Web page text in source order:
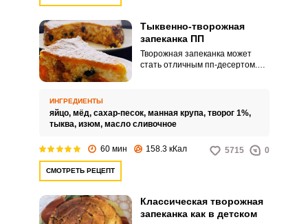
Тыквенно-творожная
запеканка ПП
Творожная запеканка может
стать отличным пп-десертом.
манка вместо муки создаст
необходимую плотную
ИНГРЕДИЕНТЫ
яйцо, мёд, сахар-песок, манная крупа, творог 1%,
тыква, изюм, масло сливочное
60 мин 158.3 кКал 5715 0
СМОТРЕТЬ РЕЦЕПТ
Классическая творожная
запеканка как в детском